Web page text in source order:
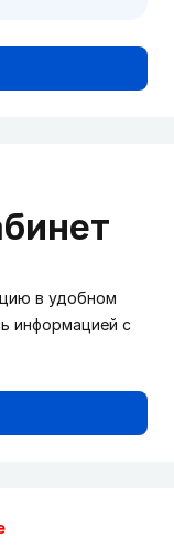
в удобном
информацией с